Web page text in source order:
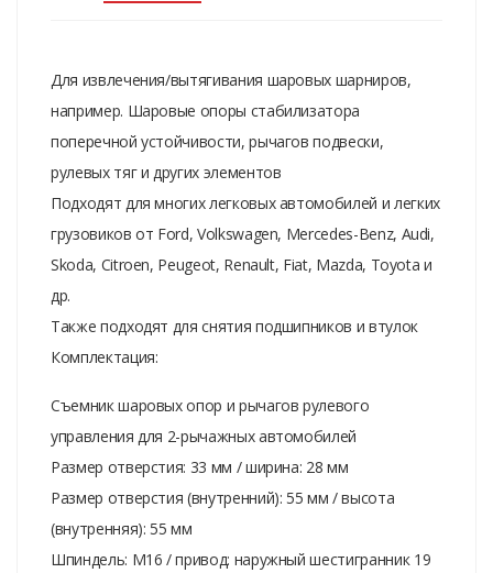
Для извлечения/вытягивания шаровых шарниров,
например. Шаровые опоры стабилизатора
поперечной устойчивости, рычагов подвески,
рулевых тяг и других элементов
Подходят для многих легковых автомобилей и легких
грузовиков от Ford, Volkswagen, Mercedes-Benz, Audi,
Skoda, Citroen, Peugeot, Renault, Fiat, Mazda, Toyota и
др.
Также подходят для снятия подшипников и втулок
Комплектация:
Съемник шаровых опор и рычагов рулевого
управления для 2-рычажных автомобилей
Размер отверстия: 33 мм / ширина: 28 мм
Размер отверстия (внутренний): 55 мм / высота
(внутренняя): 55 мм
Шпиндель: M16 / привод: наружный шестигранник 19